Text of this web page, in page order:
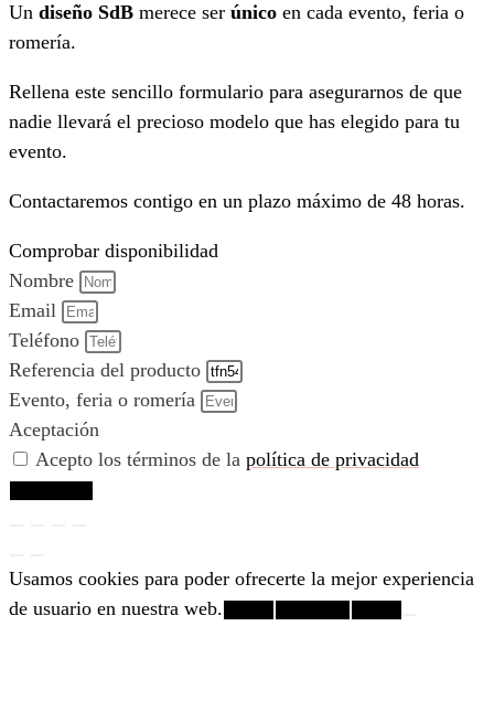
Un diseño SdB merece ser único en cada evento, feria o
romería.
Rellena este sencillo formulario para asegurarnos de que
nadie llevará el precioso modelo que has elegido para tu
evento.
Contactaremos contigo en un plazo máximo de 48 horas.
Comprobar disponibilidad
Nombre
Email
Teléfono
Referencia del producto
Evento, feria o romería
Aceptación
Acepto los términos de la política de privacidad
Usamos cookies para poder ofrecerte la mejor experiencia
de usuario en nuestra web.